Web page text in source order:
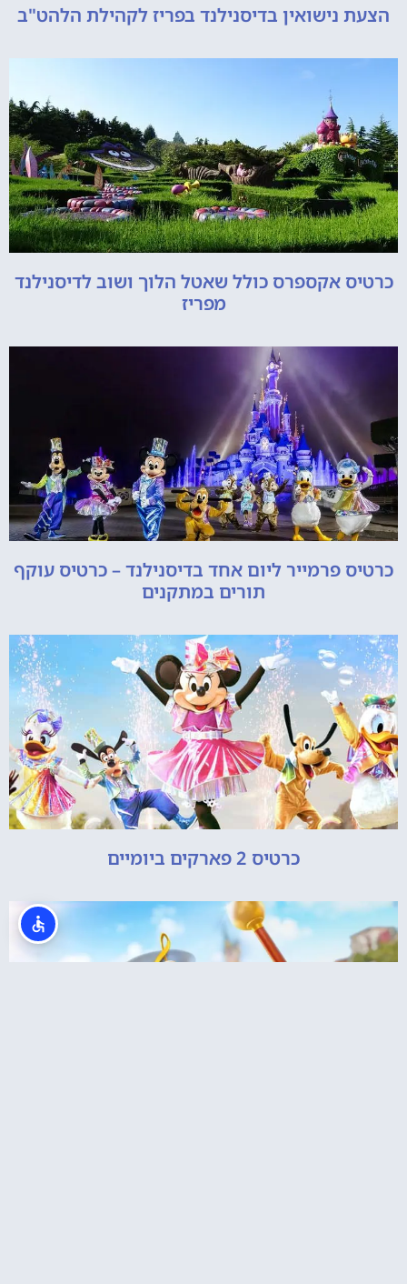
הצעת נישואין בדיסנילנד בפריז לקהילת הלהט"ב
כרטיס אקספרס כולל שאטל הלוך ושוב לדיסנילנד
מפריז
כרטיס פרמייר ליום אחד בדיסנילנד – כרטיס עוקף
תורים במתקנים
כרטיס 2 פארקים ביומיים